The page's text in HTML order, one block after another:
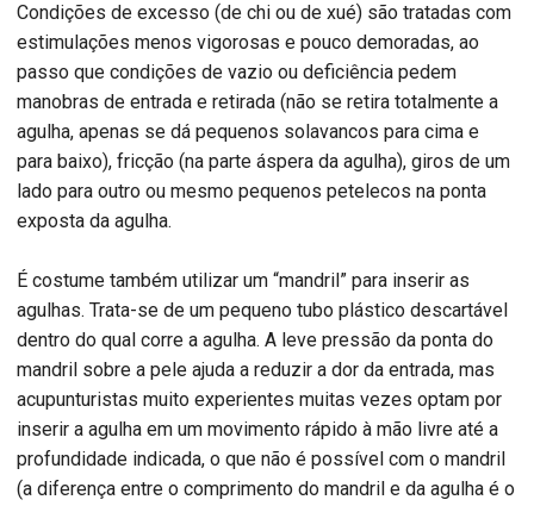
Condições de excesso (de chi ou de xué) são tratadas com
estimulações menos vigorosas e pouco demoradas, ao
passo que condições de vazio ou deficiência pedem
manobras de entrada e retirada (não se retira totalmente a
agulha, apenas se dá pequenos solavancos para cima e
para baixo), fricção (na parte áspera da agulha), giros de um
lado para outro ou mesmo pequenos petelecos na ponta
exposta da agulha.
É costume também utilizar um “mandril” para inserir as
agulhas. Trata-se de um pequeno tubo plástico descartável
dentro do qual corre a agulha. A leve pressão da ponta do
mandril sobre a pele ajuda a reduzir a dor da entrada, mas
acupunturistas muito experientes muitas vezes optam por
inserir a agulha em um movimento rápido à mão livre até a
profundidade indicada, o que não é possível com o mandril
(a diferença entre o comprimento do mandril e da agulha é o